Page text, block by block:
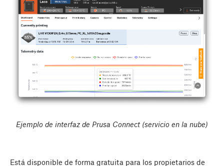
Ejemplo de interfaz de Prusa Connect (servicio en la nube)
Está disponible de forma gratuita para los propietarios de